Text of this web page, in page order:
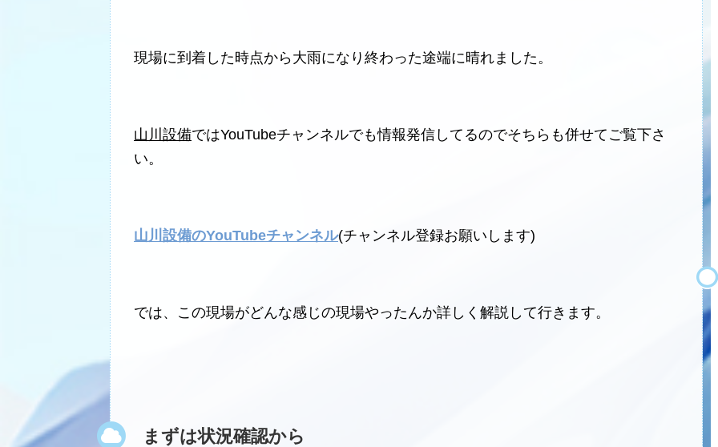
現場に到着した時点から大雨になり終わった途端に晴れました。
山川設備ではYouTubeチャンネルでも情報発信してるのでそちらも併せてご覧下さ
い。
山川設備のYouTubeチャンネル(チャンネル登録お願いします)
では、この現場がどんな感じの現場やったんか詳しく解説して行きます。
まずは状況確認から